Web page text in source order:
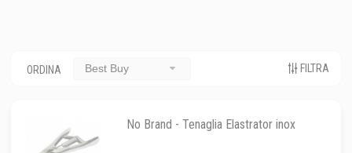
ORDINA Best Buy FILTRA
No Brand - Tenaglia Elastrator inox